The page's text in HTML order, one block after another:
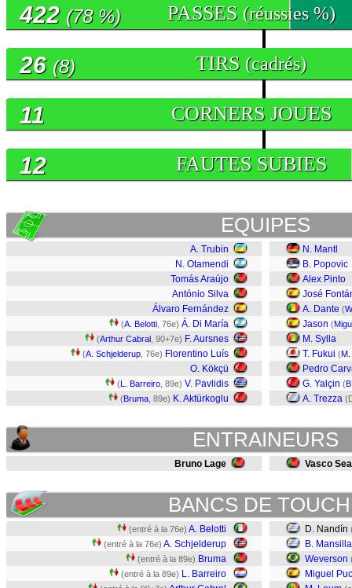
PASSES (réussies %)
422 (78 %)
TIRS (cadrés)
26 (8)
CORNERS JOUES
11
FAUTES SUBIES
12
EQUIPES
A. Trubin
N. Otamendi
Tomás Araújo
António Silva
Álvaro Fernández
(A. Belotti , 76e) Á. Di María
(Arthur Cabral , 90+7e) F. Aursnes
(A. Schjelderup , 76e) Florentino Luís
O. Kökçü
(L. Barreiro , 89e) V. Pavlidis
(Bruma , 89e) K. Aktürkoglu
N. Mantl
B. Popovic
Alex Pinto
José
A. Dante (
Jason (
M. Sylla
T. Fukui (M.
Pedro
G. Yalçin (
A. Trezza
ENTRAINEURS
Bruno Lage Vasco
BANCS DE
(entré à la 76e) A. Belotti
(entré à la 76e) A. Schjelderup
(entré à la 89e) Bruma
(entré à la 89e) L. Barreiro
D. Nandín
B. Mansilla
Weverson
Miguel